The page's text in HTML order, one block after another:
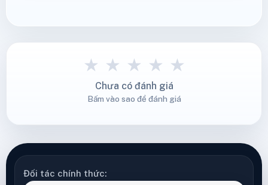
★ ★ ★ ★ ★
Chưa có đánh giá
Bấm vào sao để đánh giá
Đối tác chính thức: